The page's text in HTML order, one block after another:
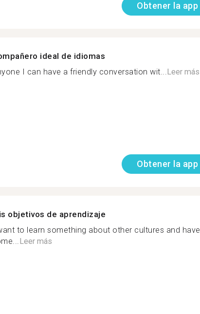
Obtener la app
ideal de idiomas
I can have a friendly conversation wit...Leer más
Obtener la app
objetivos de aprendizaje
to learn something about other cultures and have
Leer más